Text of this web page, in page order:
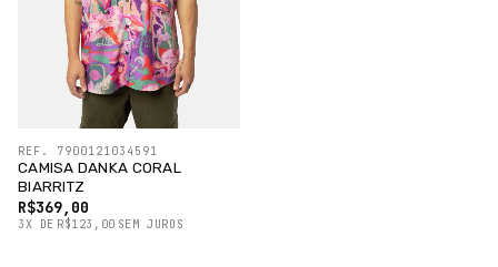
CAMISA DANKA CORAL
BIARRITZ
R$369,00
3X DE R$123,00 SEM JUROS
REF. 7900121034591